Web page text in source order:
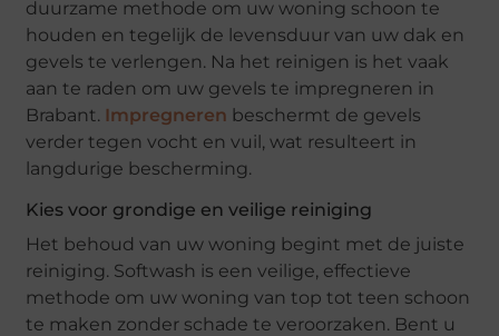
duurzame methode om uw woning schoon te
houden en tegelijk de levensduur van uw dak en
gevels te verlengen. Na het reinigen is het vaak
aan te raden om uw gevels te impregneren in
Brabant. Impregneren beschermt de gevels
verder tegen vocht en vuil, wat resulteert in
langdurige bescherming.
Kies voor grondige en veilige reiniging
Het behoud van uw woning begint met de juiste
reiniging. Softwash is een veilige, effectieve
methode om uw woning van top tot teen schoon
te maken zonder schade te veroorzaken. Bent u